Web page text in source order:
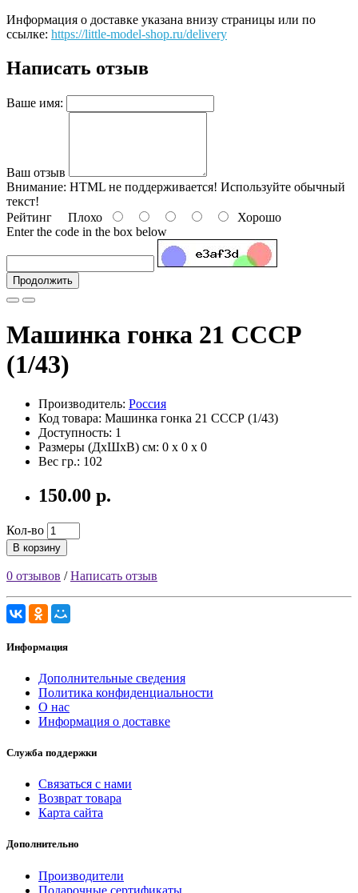
Информация о доставке указана внизу страницы или по
ссылке: https://little-model-shop.ru/delivery
Написать отзыв
Ваше имя:
Ваш отзыв
Внимание: HTML не поддерживается! Используйте обычный
текст!
Рейтинг Плохо
Хорошо
Enter the code in the box below
Продолжить
Машинка гонка 21 СССР
(1/43)
Производитель: Россия
Код товара: Машинка гонка 21 СССР (1/43)
Доступность: 1
Размеры (ДxШxВ) см: 0 x 0 x 0
Вес гр.: 102
150.00 р.
Кол-во
В корзину
0 отзывов /Написать отзыв
Информация
Дополнительные сведения
Политика конфиденциальности
О нас
Информация о доставке
Служба поддержки
Связаться с нами
Возврат товара
Карта сайта
Дополнительно
Производители
Подарочные сертификаты